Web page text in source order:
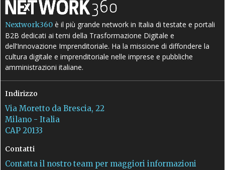
Nextwork360 è il più grande network in Italia di testate e portali
B2B dedicati ai temi della Trasformazione Digitale e
dell’Innovazione Imprenditoriale. Ha la missione di diffondere la
cultura digitale e imprenditoriale nelle imprese e pubbliche
amministrazioni italiane.
Indirizzo
Via Moretto da Brescia, 22
Milano - Italia
CAP 20133
Contatti
Contatta il nostro team per maggiori informazioni